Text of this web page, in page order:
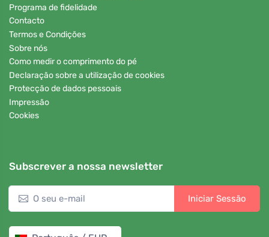
Programa de fidelidade
Contacto
Termos e Condições
Sobre nós
Como medir o comprimento do pé
Declaração sobre a utilização de cookies
Protecção de dados pessoais
Impressão
Cookies
Subscrever a nossa newsletter
Iniciar Sessão